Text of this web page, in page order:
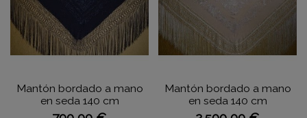
Mantón bordado a mano
en seda 140 cm
Mantón bordado a mano
en seda 140 cm